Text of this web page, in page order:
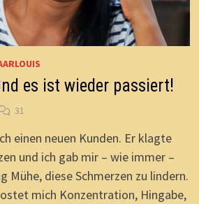
es ist wieder passiert!
31
einen neuen Kunden. Er klagte
und ich gab mir – wie immer –
Mühe, diese Schmerzen zu lindern.
mich Konzentration, Hingabe,